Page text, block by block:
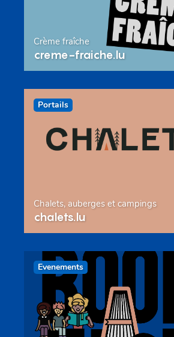
Crème fraîche
creme-fraiche.lu
Portails
Chalets, auberges et campings
chalets.lu
Evenements